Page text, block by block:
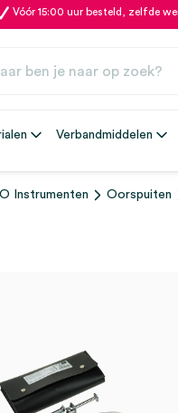
Vóór 15:00 uur besteld, zelfde
Verbandmiddelen
Instrumenten Oorspuiten